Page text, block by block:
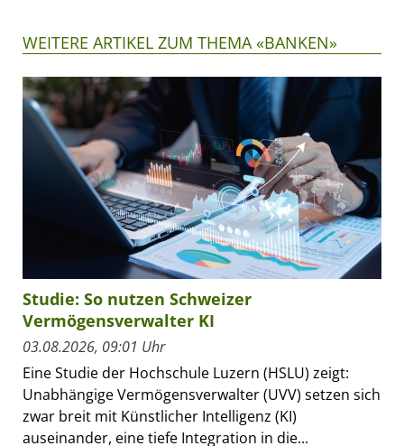
WEITERE ARTIKEL ZUM THEMA «BANKEN»
Studie: So nutzen Schweizer
Vermögensverwalter KI
03.08.2026, 09:01 Uhr
Eine Studie der Hochschule Luzern (HSLU) zeigt:
Unabhängige Vermögensverwalter (UVV) setzen sich
zwar breit mit Künstlicher Intelligenz (KI)
auseinander, eine tiefe Integration in die...